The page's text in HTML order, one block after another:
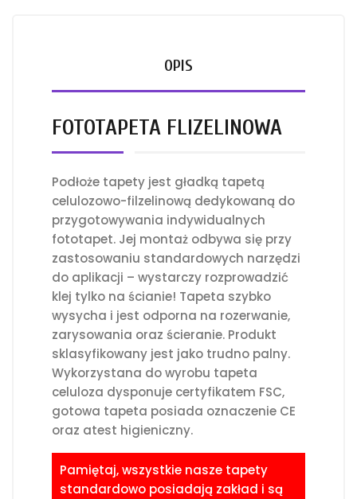
OPIS
FOTOTAPETA FLIZELINOWA
Podłoże tapety jest gładką tapetą
celulozowo-filzelinową dedykowaną do
przygotowywania indywidualnych
fototapet. Jej montaż odbywa się przy
zastosowaniu standardowych narzędzi
do aplikacji – wystarczy rozprowadzić
klej tylko na ścianie! Tapeta szybko
wysycha i jest odporna na rozerwanie,
zarysowania oraz ścieranie. Produkt
sklasyfikowany jest jako trudno palny.
Wykorzystana do wyrobu tapeta
celuloza dysponuje certyfikatem FSC,
gotowa tapeta posiada oznaczenie CE
oraz atest higieniczny.
Pamiętaj, wszystkie nasze tapety
standardowo posiadają zakład i są